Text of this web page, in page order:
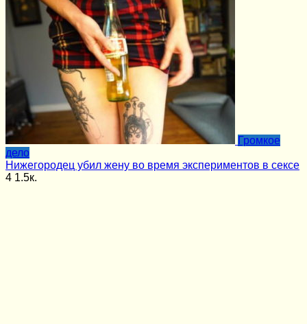
Громкое
дело
Нижегородец убил жену во время экспериментов в сексе
4 1.5к.